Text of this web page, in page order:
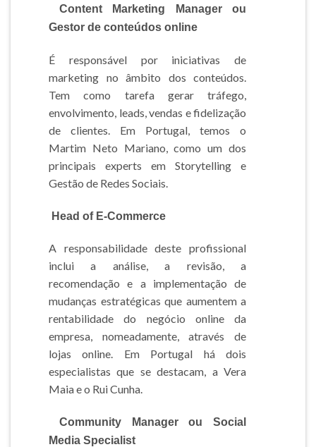
Content Marketing Manager ou
Gestor de conteúdos online
É responsável por iniciativas de
marketing no âmbito dos conteúdos.
Tem como tarefa gerar tráfego,
envolvimento, leads, vendas e fidelização
de clientes. Em Portugal, temos o
Martim Neto Mariano, como um dos
principais experts em Storytelling e
Gestão de Redes Sociais.
Head of E-Commerce
A responsabilidade deste profissional
inclui a análise, a revisão, a
recomendação e a implementação de
mudanças estratégicas que aumentem a
rentabilidade do negócio online da
empresa, nomeadamente, através de
lojas online. Em Portugal há dois
especialistas que se destacam, a Vera
Maia e o Rui Cunha.
Community Manager ou Social
Media Specialist